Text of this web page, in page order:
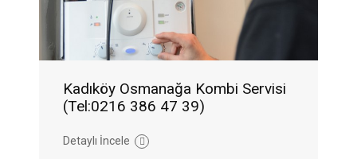
Kadıköy Osmanağa Kombi Servisi
(Tel:0216 386 47 39)
Detaylı İncele